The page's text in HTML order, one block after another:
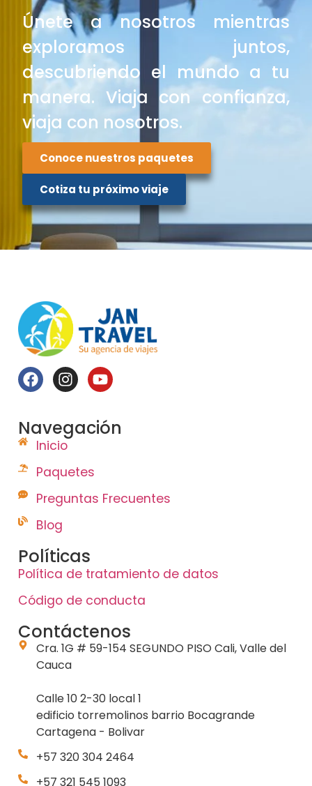
Únete a nosotros mientras
exploramos juntos,
descubriendo el mundo a tu
manera. Viaja con confianza,
viaja con nosotros.
Conoce nuestros paquetes
Cotiza tu próximo viaje
Navegación
Inicio
Paquetes
Preguntas Frecuentes
Blog
Políticas
Política de tratamiento de datos
Código de conducta
Contáctenos
Cra. 1G # 59-154 SEGUNDO PISO Cali, Valle del
Cauca
Calle 10 2-30 local 1
edificio torremolinos barrio Bocagrande
Cartagena - Bolivar
+57 320 304 2464
+57 321 545 1093